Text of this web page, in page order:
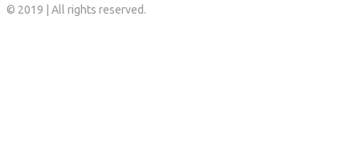
© 2019 | All rights reserved.